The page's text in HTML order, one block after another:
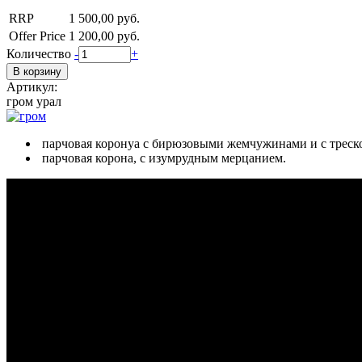
RRP
1 500,00 руб.
Offer Price 1 200,00 руб.
Количество - +
Артикул:
гром урал
парчовая коронуа с бирюзовыми жемчужинами и с
парчовая корона, с изумрудным мерцанием.